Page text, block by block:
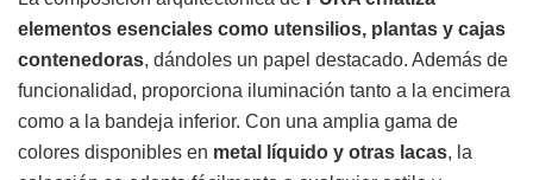
elementos esenciales como utensilios, plantas y cajas
contenedoras, dándoles un papel destacado. Además de
funcionalidad, proporciona iluminación tanto a la encimera
como a la bandeja inferior. Con una amplia gama de
colores disponibles en metal líquido y otras lacas, la